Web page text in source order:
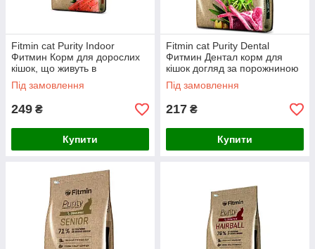
Fitmin cat Purity Indoor
Фитмин Корм для дорослих
кішок, що живуть в
приміщенні, 400 г
Під замовлення
249 ₴
Купити
Fitmin cat Purity Dental
Фитмин Дентал корм для
кішок догляд за порожниною
рота, 400 г
Під замовлення
217 ₴
Купити